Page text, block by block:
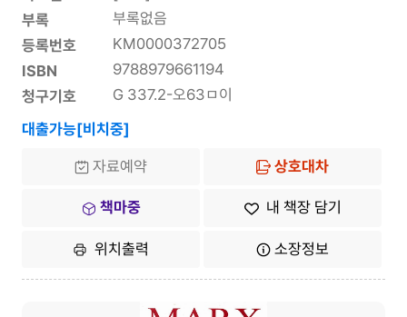
부록
부록없음
등록번호
KM0000372705
ISBN
9788979661194
청구기호
G 337.2-오63ㅁ이
대출가능[비치중]
자료예약 상호대차
책마중 내 책장 담기
위치출력 소장정보